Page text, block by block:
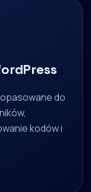
do
kodów i